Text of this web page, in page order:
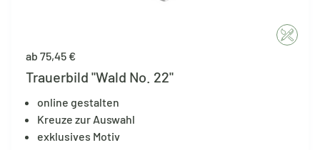
ab 75,45 €
Trauerbild "Wald No. 22"
online gestalten
Kreuze zur Auswahl
exklusives Motiv